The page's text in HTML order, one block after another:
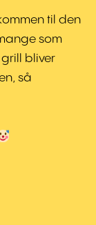
til den
som
bliver
så